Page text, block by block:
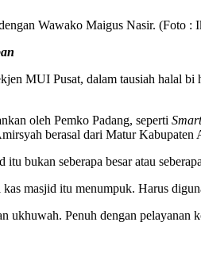
Wawako Maigus Nasir. (Foto :
MUI Pusat, dalam tausiah halal bi
oleh Pemko Padang, seperti
berasal dari Matur Kabupaten
itu bukan seberapa besar atau
masjid itu menumpuk. Harus
ukhuwah. Penuh dengan pelayanan